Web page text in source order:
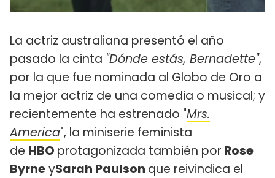
La actriz australiana presentó el año
pasado la cinta "Dónde estás, Bernadette",
por la que fue nominada al Globo de Oro a
la mejor actriz de una comedia o musical; y
recientemente ha estrenado "Mrs.
America", la miniserie feminista
de HBO protagonizada también por Rose
ByrneySarah Paulson que reivindica el